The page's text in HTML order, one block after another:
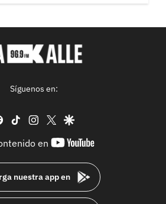
Síguenos en:
facebook
tiktok instagram
twittergoogle
en
youtube-
nuestra app en